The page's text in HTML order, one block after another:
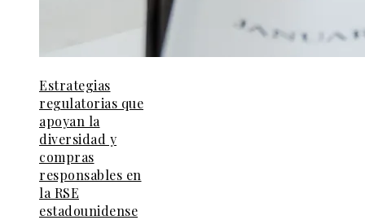
Estrategias
regulatorias que
apoyan la
diversidad y
compras
responsables en
la RSE
estadounidense